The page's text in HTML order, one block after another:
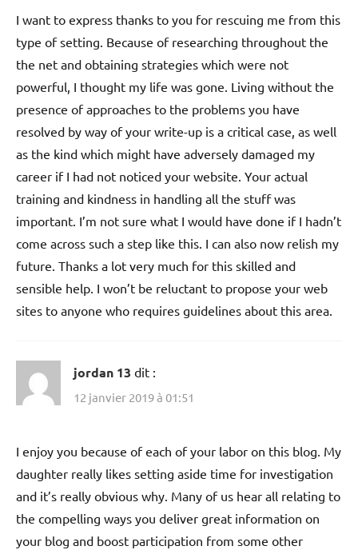
I want to express thanks to you for rescuing me from this
type of setting. Because of researching throughout the
the net and obtaining strategies which were not
powerful, I thought my life was gone. Living without the
presence of approaches to the problems you have
resolved by way of your write-up is a critical case, as well
as the kind which might have adversely damaged my
career if I had not noticed your website. Your actual
training and kindness in handling all the stuff was
important. I’m not sure what I would have done if I hadn’t
come across such a step like this. I can also now relish my
future. Thanks a lot very much for this skilled and
sensible help. I won’t be reluctant to propose your web
sites to anyone who requires guidelines about this area.
jordan 13 dit :
12 janvier 2019 à 01:51
I enjoy you because of each of your labor on this blog. My
daughter really likes setting aside time for investigation
and it’s really obvious why. Many of us hear all relating to
the compelling ways you deliver great information on
your blog and boost participation from some other